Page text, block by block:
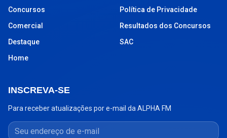
Concursos
Comercial
Destaque
Home
Política de Privacidade
Resultados dos Concursos
SAC
INSCREVA-SE
Para receber atualizações por e-mail da ALPHA FM
Seu endereço de e-mail